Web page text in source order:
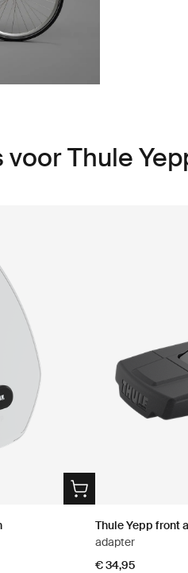
Thule
Thule Yepp front
adapter
€ 34,95